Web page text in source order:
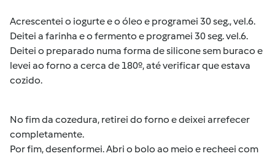
Acrescentei o iogurte e o óleo e programei 30 seg., vel.6.
Deitei a farinha e o fermento e programei 30 seg. vel.6.
Deitei o preparado numa forma de silicone sem buraco e
levei ao forno a cerca de 180º, até verificar que estava
cozido.
No fim da cozedura, retirei do forno e deixei arrefecer
completamente.
Por fim, desenformei. Abri o bolo ao meio e recheei com